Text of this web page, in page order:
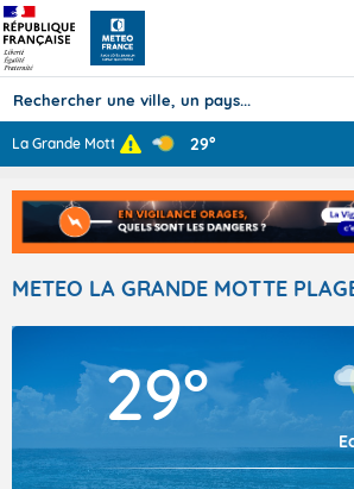
Prévisions
TOUS LES RÉSULTATS
Articles
La Grande Motte... 29°
METEO LA GRANDE MOTTE
29°